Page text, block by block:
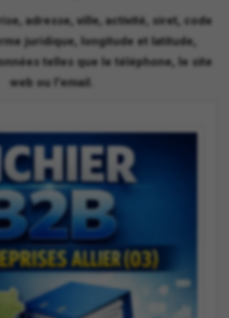
adresse, ville, activité, siret, code
juridique, longitude et latitude,
telles que le téléphone, le site
web ou l'email.